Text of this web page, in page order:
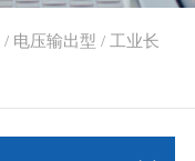
/ 电压输出型 / 工业长